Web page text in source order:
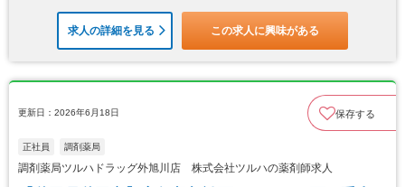
求人の詳細を見る この求人に興味がある
更新日：2026年6月18日 保存する
正社員 調剤薬局
調剤薬局ツルハドラッグ外旭川店 株式会社ツルハの薬剤師求人